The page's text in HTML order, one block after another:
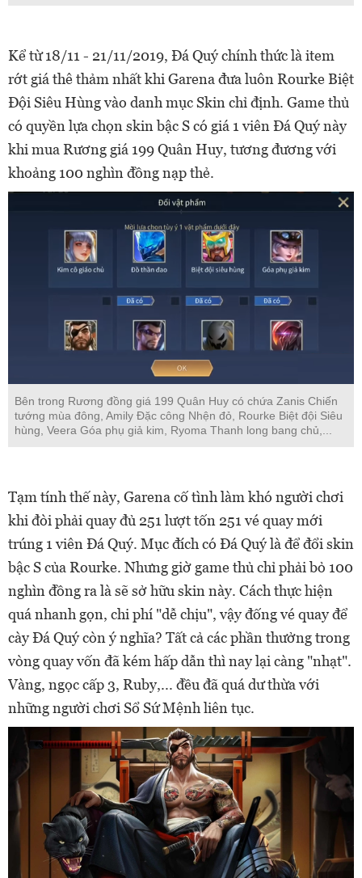
Kể từ 18/11 - 21/11/2019, Đá Quý chính thức là item
rớt giá thê thảm nhất khi Garena đưa luôn Rourke Biệt
Đội Siêu Hùng vào danh mục Skin chỉ định. Game thủ
có quyền lựa chọn skin bậc S có giá 1 viên Đá Quý này
khi mua Rương giá 199 Quân Huy, tương đương với
khoảng 100 nghìn đồng nạp thẻ.
Bên trong Rương đồng giá 199 Quân Huy có chứa Zanis Chiến
tướng mùa đông, Amily Đặc công Nhện đỏ, Rourke Biệt đội Siêu
hùng, Veera Góa phụ giả kim, Ryoma Thanh long bang chủ,...
Tạm tính thế này, Garena cố tình làm khó người chơi
khi đòi phải quay đủ 251 lượt tốn 251 vé quay mới
trúng 1 viên Đá Quý. Mục đích có Đá Quý là để đổi skin
bậc S của Rourke. Nhưng giờ game thủ chỉ phải bỏ 100
nghìn đồng ra là sẽ sở hữu skin này. Cách thực hiện
quá nhanh gọn, chi phí "dễ chịu", vậy đống vé quay để
cày Đá Quý còn ý nghĩa? Tất cả các phần thưởng trong
vòng quay vốn đã kém hấp dẫn thì nay lại càng "nhạt".
Vàng, ngọc cấp 3, Ruby,... đều đã quá dư thừa với
những người chơi Sổ Sứ Mệnh liên tục.